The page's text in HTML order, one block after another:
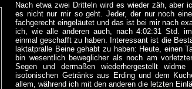
Nach etwa zwei Dritteln wird es wieder zäh, aber
es nicht nur mir so geht. Jeder, der nur noch
fachgerecht eingeläutet und das ist bei mir nach
ich, wie alle anderen auch, nach 4:02:31 Std.
einmal geschafft zu haben. Interessant ist die
laktatpralle Beine gehabt zu haben: Heute, einen
bin wesentlich beweglicher als noch am
Segen und dermaßen wiederhergestellt
isotonischen Getränks aus Erding und dem
allem, während ich mit den anderen die letzten